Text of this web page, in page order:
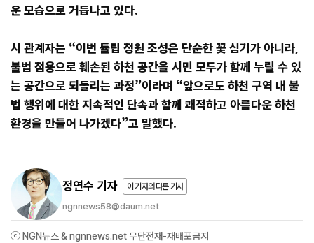
운 모습으로 거듭나고 있다.
시 관계자는 “이번 튤립 정원 조성은 단순한 꽃 심기가 아니라,
불법 점용으로 훼손된 하천 공간을 시민 모두가 함께 누릴 수 있
는 공간으로 되돌리는 과정”이라며 “앞으로도 하천 구역 내 불
법 행위에 대한 지속적인 단속과 함께 쾌적하고 아름다운 하천
환경을 만들어 나가겠다”고 말했다.
정연수 기자 이 기자의 다른 기사
ngnnews58@daum.net
ⓒ NGN뉴스 & ngnnews.net 무단전재-재배포금지